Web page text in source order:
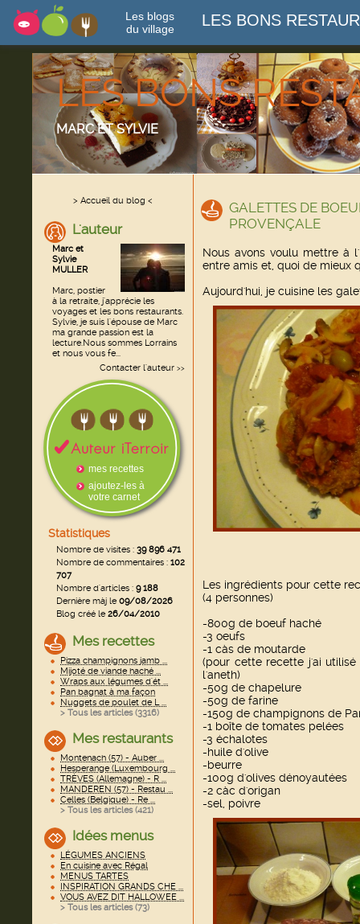
Les blogs
du village
LES BONS
LES BONS
MARC ET SYLVIE
> Accueil du blog <
L'auteur
Marc et
Sylvie
MULLER
Marc, postier
à la retraite, j'apprécie les
voyages et les bons restaurants.
Sylvie, je suis l'épouse de Marc
ma grande passion est la
lecture.Nous sommes Lorrains
et nous vous fe...
Contacter l'auteur >>
mes recettes
ajoutez-les à
votre carnet
Statistiques
Nombre de visites : 39 896 471
Nombre de commentaires : 102
707
Nombre d'articles : 9 188
Dernière màj le09/08/2026
Blog créé le26/04/2010
Mes recettes
Pizza champignons jamb ...
Mijoté de viande haché ...
Wraps aux légumes d'ét ...
Pan bagnat à ma façon
Nuggets de poulet de L ...
> Tous les articles (3316)
Mes restaurants
Montenach (57) - Auber ...
Hesperange (Luxembourg ...
TRÈVES (Allemagne) - R ...
MANDEREN (57) - Restau ...
Celles (Belgique) - Re ...
> Tous les articles (421)
Idées menus
LÉGUMES ANCIENS
En cuisine avec Régal
MENUS TARTES
INSPIRATION GRANDS CHE ...
VOUS AVEZ DIT HALLOWEE ...
> Tous les articles (73)
GALETTES DE
PROVENÇALE
Nous avons voulu mettre à
entre amis et, quoi de mieux
Aujourd'hui, je cuisine les
Les ingrédients pour cette
(4 personnes)
-800g de boeuf haché
-3 oeufs
-1 càs de moutarde
(pour cette recette j'ai
l'aneth)
-50g de chapelure
-50g de farine
-150g de champignons de
-1 boîte de tomates pelées
-3 échalotes
-huile d'olive
-beurre
-100g d'olives dénoyautées
-2 càc d'origan
-sel, poivre